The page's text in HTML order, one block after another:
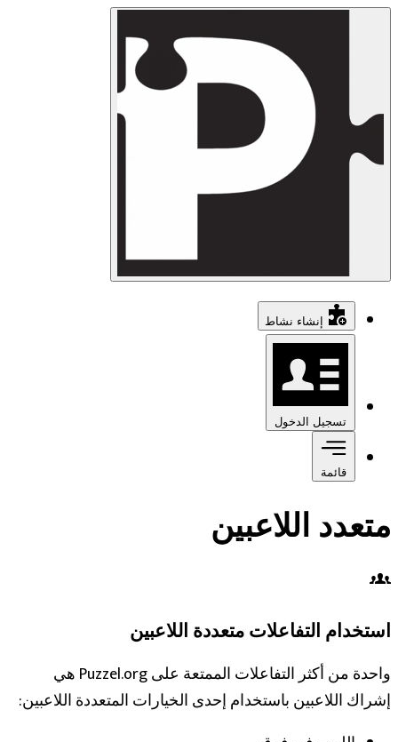
إنشاء نشاط
تسجيل الدخول
قائمة
متعدد اللاعبين
استخدام التفاعلات متعددة اللاعبين
واحدة من أكثر التفاعلات الممتعة على Puzzel.org هي
إشراك اللاعبين باستخدام إحدى الخيارات المتعددة اللاعبين: